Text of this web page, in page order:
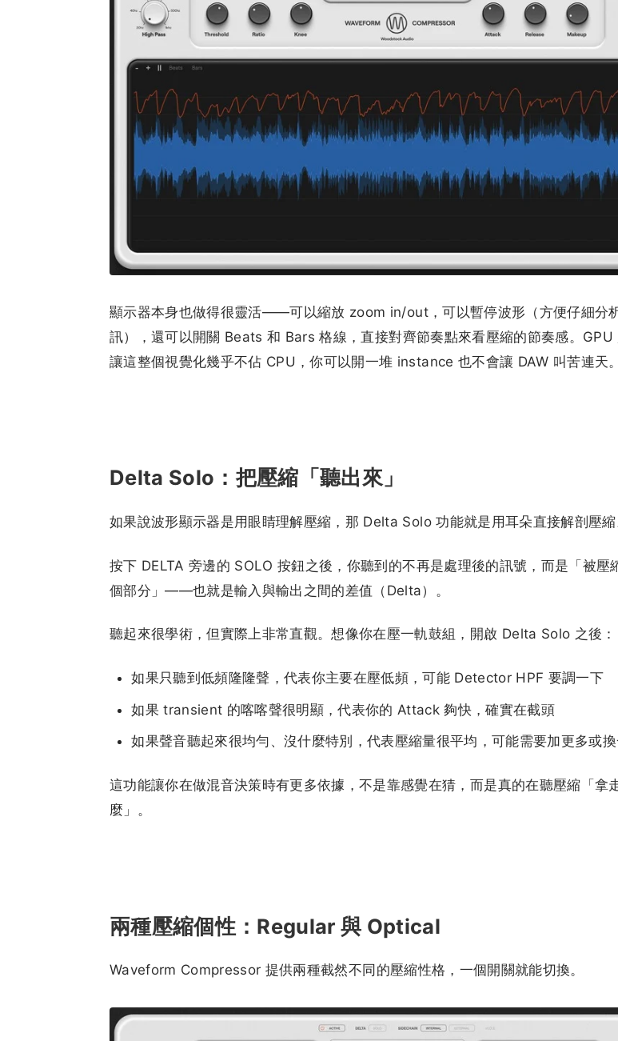
顯示器本身也做得很靈活——可以縮放 zoom in/out，可以暫停波形（方便仔細分
訊），還可以開關 Beats 和 Bars 格線，直接對齊節奏點來看壓縮的節奏感。GPU
讓這整個視覺化幾乎不佔 CPU，你可以開一堆 instance 也不會讓 DAW 叫苦連天。
Delta Solo：把壓縮「聽出來」
如果說波形顯示器是用眼睛理解壓縮，那 Delta Solo 功能就是用耳朵直接解剖壓縮
按下 DELTA 旁邊的 SOLO 按鈕之後，你聽到的不再是處理後的訊號，而是「被壓
個部分」——也就是輸入與輸出之間的差值（Delta）。
聽起來很學術，但實際上非常直觀。想像你在壓一軌鼓組，開啟 Delta Solo 之後：
如果只聽到低頻隆隆聲，代表你主要在壓低頻，可能 Detector HPF 要調一下
如果 transient 的喀喀聲很明顯，代表你的 Attack 夠快，確實在截頭
如果聲音聽起來很均勻、沒什麼特別，代表壓縮量很平均，可能需要加更多或
這功能讓你在做混音決策時有更多依據，不是靠感覺在猜，而是真的在聽壓縮「拿
麼」。
兩種壓縮個性：Regular 與 Optical
Waveform Compressor 提供兩種截然不同的壓縮性格，一個開關就能切換。